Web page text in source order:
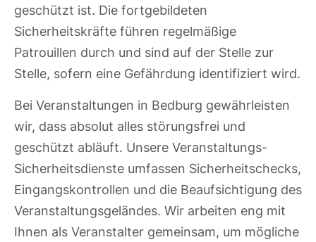
geschützt ist. Die fortgebildeten
Sicherheitskräfte führen regelmäßige
Patrouillen durch und sind auf der Stelle zur
Stelle, sofern eine Gefährdung identifiziert wird.
Bei Veranstaltungen in Bedburg gewährleisten
wir, dass absolut alles störungsfrei und
geschützt abläuft. Unsere Veranstaltungs-
Sicherheitsdienste umfassen Sicherheitschecks,
Eingangskontrollen und die Beaufsichtigung des
Veranstaltungsgeländes. Wir arbeiten eng mit
Ihnen als Veranstalter gemeinsam, um mögliche